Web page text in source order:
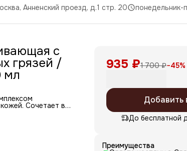
Анненский проезд, д.1 стр. 20
с
грязей /
мл
Сочетает в
эффект.
замедляет
ананаса и
935 ₽1 700 ₽−45%
Добавить
До бесплатной
Преимущества